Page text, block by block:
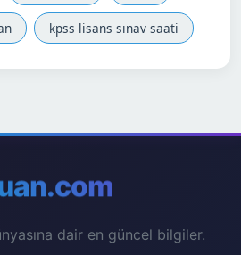
kpss lisans sınav saati
dair en güncel bilgiler.